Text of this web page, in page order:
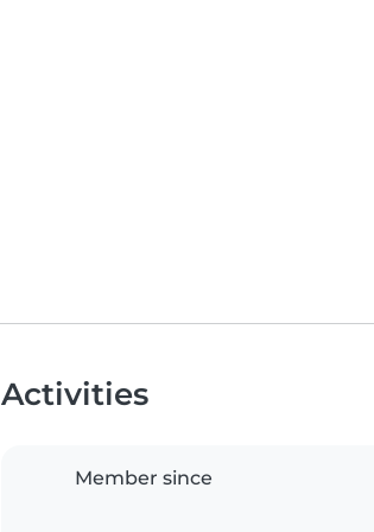
Activities
Member since